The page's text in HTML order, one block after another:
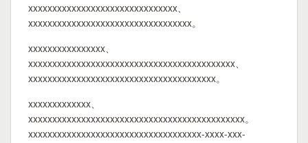
xxxxxxxxxxxxxxxxxxxxxxxxxxxxxxx、
xxxxxxxxxxxxxxxxxxxxxxxxxxxxxxxxxx。
xxxxxxxxxxxxxxxx、
xxxxxxxxxxxxxxxxxxxxxxxxxxxxxxxxxxxxxxxxxxx、
xxxxxxxxxxxxxxxxxxxxxxxxxxxxxxxxxxxxxxx。
xxxxxxxxxxxxx、
xxxxxxxxxxxxxxxxxxxxxxxxxxxxxxxxxxxxxxxxxxxxx。
xxxxxxxxxxxxxxxxxxxxxxxxxxxxxxxxxxxx-xxxx-xxx-